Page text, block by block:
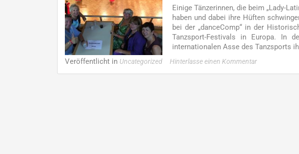
Einige Tänzerinnen, die beim „Lady-
haben und dabei ihre Hüften
bei der „danceComp“ in der
Tanzsport-Festivals in Europa. In
internationalen Asse des Tanzsports
Veröffentlicht in Uncategorized Hinterlasse einen Kommentar